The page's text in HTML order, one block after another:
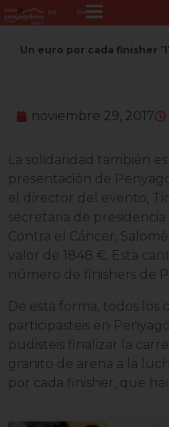
ES EN
Un euro por cada finisher
noviembre 29, 2017
La solidaridad también
presentación de
el director del evento,
secretaria de
Contra el Cáncer,
valor de 1848 €. Esta
número de finishers de
De esta forma, todos los
participasteis en
pudisteis finalizar la
granito de arena a la
por cada finisher, que